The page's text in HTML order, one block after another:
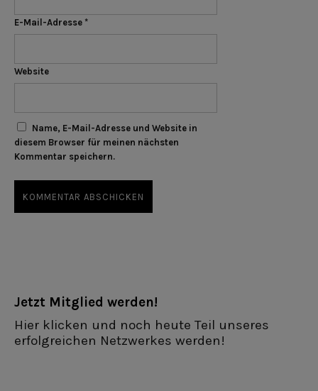
E-Mail-Adresse *
Website
Name, E-Mail-Adresse und Website in
diesem Browser für meinen nächsten
Kommentar speichern.
Jetzt Mitglied werden!
Hier klicken und noch heute Teil unseres
erfolgreichen Netzwerkes werden!